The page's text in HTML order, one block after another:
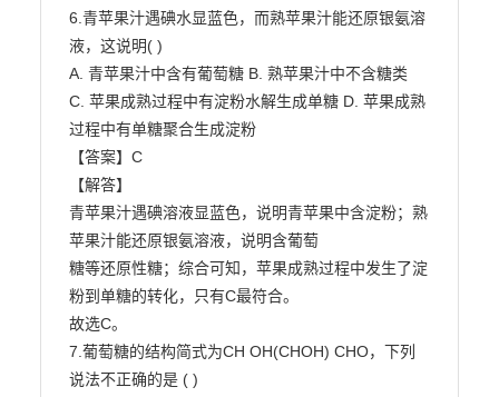
6.青苹果汁遇碘水显蓝色，而熟苹果汁能还原银氨溶
液，这说明( )
A. 青苹果汁中含有葡萄糖 B. 熟苹果汁中不含糖类
C. 苹果成熟过程中有淀粉水解生成单糖 D. 苹果成熟
过程中有单糖聚合生成淀粉
【答案】C
【解答】
青苹果汁遇碘溶液显蓝色，说明青苹果中含淀粉；熟
苹果汁能还原银氨溶液，说明含葡萄
糖等还原性糖；综合可知，苹果成熟过程中发生了淀
粉到单糖的转化，只有C最符合。
故选C。
7.葡萄糖的结构简式为CH OH(CHOH) CHO，下列
说法不正确的是 ( )